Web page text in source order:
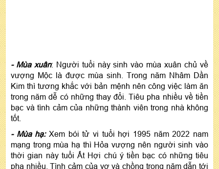
- Mùa xuân: Người tuổi này sinh vào mùa xuân chủ về
vượng Mộc là được mùa sinh. Trong năm Nhâm Dần
Kim thì tương khắc với bản mệnh nên công việc làm ăn
trong năm dễ có những thay đổi. Tiêu pha nhiều về tiền
bạc và tình cảm của những thành viên trong nhà không
tốt.
- Mùa hạ: Xem bói tử vi tuổi hợi 1995 năm 2022 nam
mạng trong mùa hạ thì Hỏa vượng nên người sinh vào
thời gian này tuổi Ất Hợi chú ý tiền bạc có những tiêu
pha nhiều. Tình cảm của vợ và chồng trong năm dẫn tới